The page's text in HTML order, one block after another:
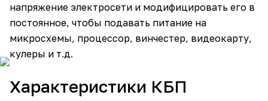
напряжение электросети и модифицировать его в
постоянное, чтобы подавать питание на
микросхемы, процессор, винчестер, видеокарту,
кулеры и т.д.
Характеристики КБП